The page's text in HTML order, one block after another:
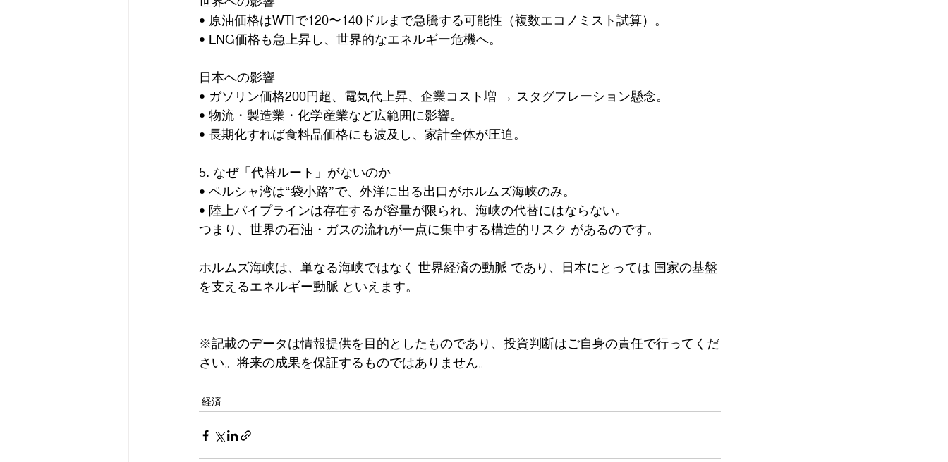
• 原油価格はWTIで120〜140ドルまで急騰する可能性（複数エコノミスト試算）。
• LNG価格も急上昇し、世界的なエネルギー危機へ。
日本への影響
• ガソリン価格200円超、電気代上昇、企業コスト増 → スタグフレーション懸念。
• 物流・製造業・化学産業など広範囲に影響。
• 長期化すれば食料品価格にも波及し、家計全体が圧迫。
5. なぜ「代替ルート」がないのか
• ペルシャ湾は“袋小路”で、外洋に出る出口がホルムズ海峡のみ。
• 陸上パイプラインは存在するが容量が限られ、海峡の代替にはならない。
つまり、世界の石油・ガスの流れが一点に集中する構造的リスク があるのです。
ホルムズ海峡は、単なる海峡ではなく 世界経済の動脈 であり、日本にとっては 国家の基盤
を支えるエネルギー動脈 といえます。
※記載のデータは情報提供を目的としたものであり、投資判断はご自身の責任で行ってくだ
さい。将来の成果を保証するものではありません。
経済